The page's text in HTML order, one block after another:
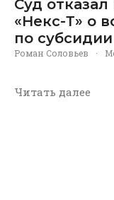
Суд
«Некс-Т» о
по субсидии
Роман Соловьев ·
Читать далее